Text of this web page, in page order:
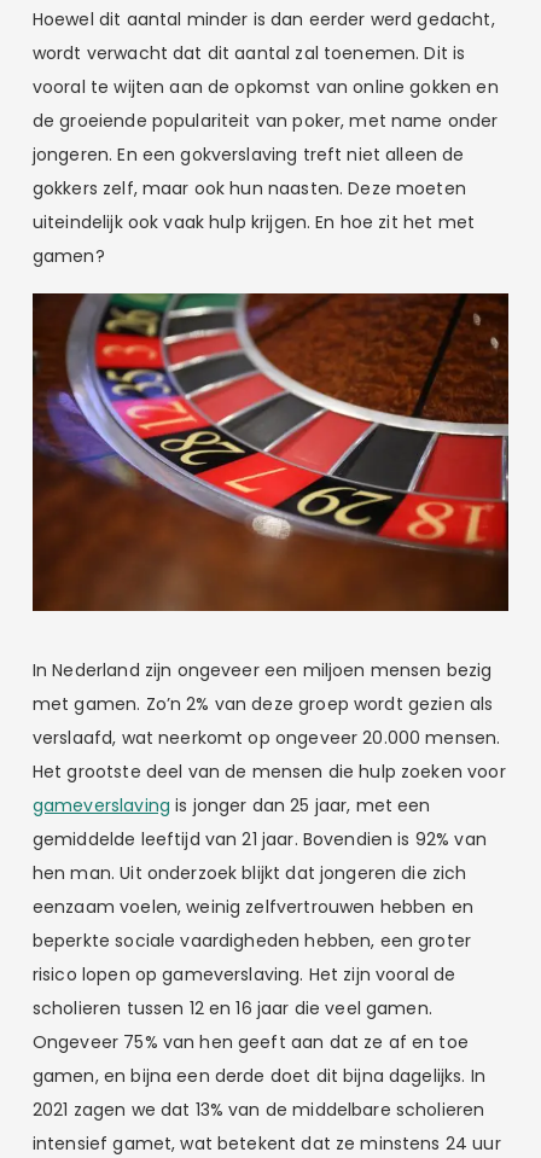
Hoewel dit aantal minder is dan eerder werd gedacht,
wordt verwacht dat dit aantal zal toenemen. Dit is
vooral te wijten aan de opkomst van online gokken en
de groeiende populariteit van poker, met name onder
jongeren. En een gokverslaving treft niet alleen de
gokkers zelf, maar ook hun naasten. Deze moeten
uiteindelijk ook vaak hulp krijgen. En hoe zit het met
gamen?
In Nederland zijn ongeveer een miljoen mensen bezig
met gamen. Zo’n 2% van deze groep wordt gezien als
verslaafd, wat neerkomt op ongeveer 20.000 mensen.
Het grootste deel van de mensen die hulp zoeken voor
gameverslaving is jonger dan 25 jaar, met een
gemiddelde leeftijd van 21 jaar. Bovendien is 92% van
hen man. Uit onderzoek blijkt dat jongeren die zich
eenzaam voelen, weinig zelfvertrouwen hebben en
beperkte sociale vaardigheden hebben, een groter
risico lopen op gameverslaving. Het zijn vooral de
scholieren tussen 12 en 16 jaar die veel gamen.
Ongeveer 75% van hen geeft aan dat ze af en toe
gamen, en bijna een derde doet dit bijna dagelijks. In
2021 zagen we dat 13% van de middelbare scholieren
intensief gamet, wat betekent dat ze minstens 24 uur